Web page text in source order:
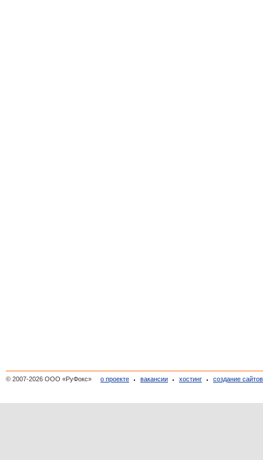
© 2007-2026 ООО «РуФокс» о проекте вакансии хостинг создание сайтов